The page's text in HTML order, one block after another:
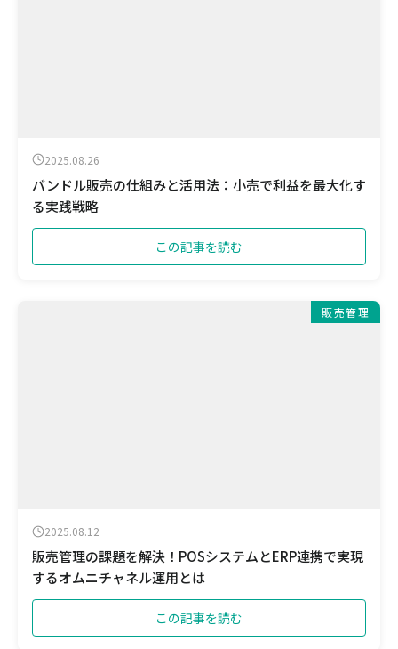
2025.08.26
バンドル販売の仕組みと活用法：小売で利益を最大化す
る実践戦略
この記事を読む
販売管理
2025.08.12
販売管理の課題を解決！POSシステムとERP連携で実現
するオムニチャネル運用とは
この記事を読む